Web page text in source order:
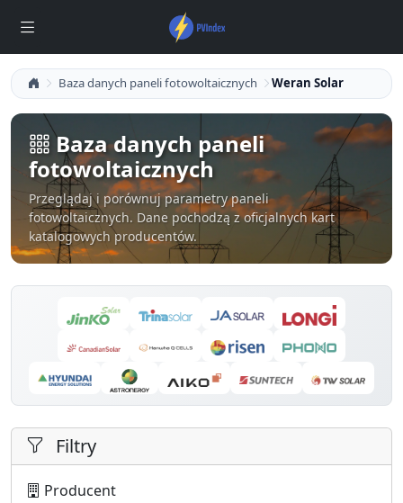
Baza danych paneli fotowoltaicznych Weran Solar
Baza danych paneli
fotowoltaicznych
Przeglądaj i porównuj parametry paneli
fotowoltaicznych. Dane pochodzą z oficjalnych kart
katalogowych producentów.
Filtry
Producent